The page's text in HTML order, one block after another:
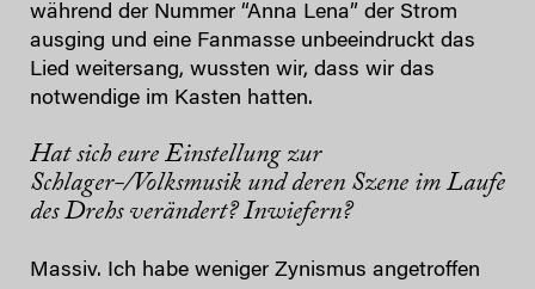
während der Nummer “Anna Lena” der Strom
ausging und eine Fanmasse unbeeindruckt das
Lied weitersang, wussten wir, dass wir das
notwendige im Kasten hatten.
Hat sich eure Einstellung zur
Schlager-/Volksmusik und deren Szene im Laufe
des Drehs verändert? Inwiefern?
Massiv. Ich habe weniger Zynismus angetroffen